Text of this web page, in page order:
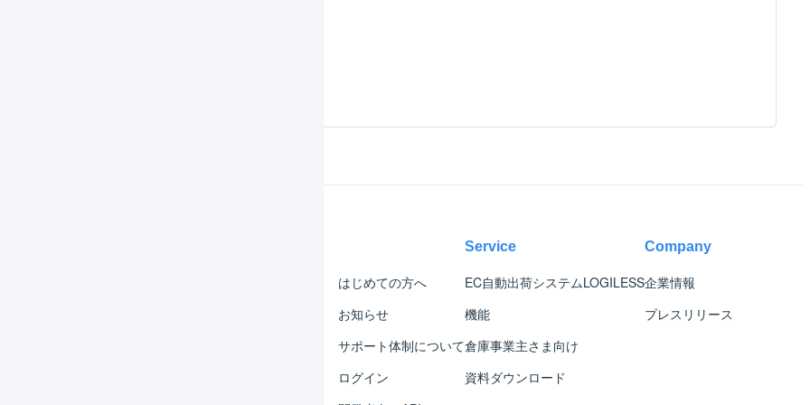
はじめての方へ
お知らせ
サポート体制について
ログイン
Service
EC自動出荷システムLOGILESS
機能
倉庫事業主さま向け
資料ダウンロード
Company
企業情報
プレスリリース